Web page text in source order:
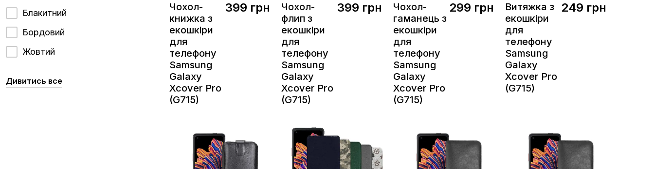
Блакитний
Бордовий
Жовтий
Дивитись все
Чохол-
книжка з
екошкіри
для
телефону
Samsung
Galaxy
Xcover Pro
(G715)
399 грн
Чохол-
флип з
екошкіри
для
телефону
Samsung
Galaxy
Xcover Pro
(G715)
399 грн
Чохол-
гаманець з
екошкіри
для
телефону
Samsung
Galaxy
Xcover Pro
(G715)
299 грн
Витяжка з
екошкіри
для
телефону
Samsung
Galaxy
Xcover Pro
(G715)
249 грн